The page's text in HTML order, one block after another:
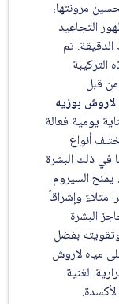
تم
بوزيه
فعالة
البشرة
وإشراقاً
بفضل
لاروش